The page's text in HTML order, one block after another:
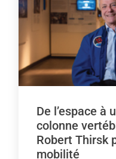
De l’espace à
colonne
Robert Thirsk
mobilité